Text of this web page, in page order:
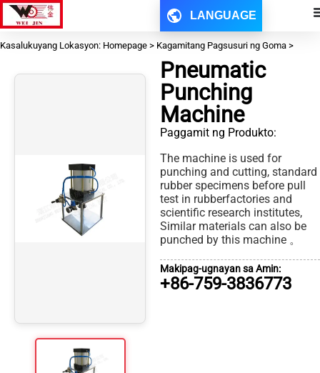
LANGUAGE
Kasalukuyang Lokasyon: Homepage > Kagamitang Pagsusuri ng Goma >
Pneumatic
Punching
Machine
Paggamit ng Produkto:
The machine is used for
punching and cutting, standard
rubber specimens before pull
test in rubberfactories and
scientific research institutes,
Similar materials can also be
punched by this machine 。
Makipag-ugnayan sa Amin:
+86-759-3836773